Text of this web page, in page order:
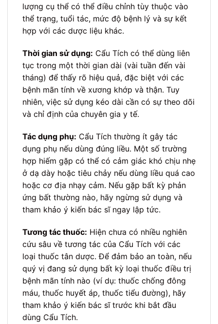
lượng cụ thể có thể điều chỉnh tùy thuộc vào
thể trạng, tuổi tác, mức độ bệnh lý và sự kết
hợp với các dược liệu khác.
Thời gian sử dụng: Cẩu Tích có thể dùng liên
tục trong một thời gian dài (vài tuần đến vài
tháng) để thấy rõ hiệu quả, đặc biệt với các
bệnh mãn tính về xương khớp và thận. Tuy
nhiên, việc sử dụng kéo dài cần có sự theo dõi
và chỉ định của chuyên gia y tế.
Tác dụng phụ: Cẩu Tích thường ít gây tác
dụng phụ nếu dùng đúng liều. Một số trường
hợp hiếm gặp có thể có cảm giác khó chịu nhẹ
ở dạ dày hoặc tiêu chảy nếu dùng liều quá cao
hoặc cơ địa nhạy cảm. Nếu gặp bất kỳ phản
ứng bất thường nào, hãy ngừng sử dụng và
tham khảo ý kiến bác sĩ ngay lập tức.
Tương tác thuốc: Hiện chưa có nhiều nghiên
cứu sâu về tương tác của Cẩu Tích với các
loại thuốc tân dược. Để đảm bảo an toàn, nếu
quý vị đang sử dụng bất kỳ loại thuốc điều trị
bệnh mãn tính nào (ví dụ: thuốc chống đông
máu, thuốc huyết áp, thuốc tiểu đường), hãy
tham khảo ý kiến bác sĩ trước khi bắt đầu
dùng Cẩu Tích.